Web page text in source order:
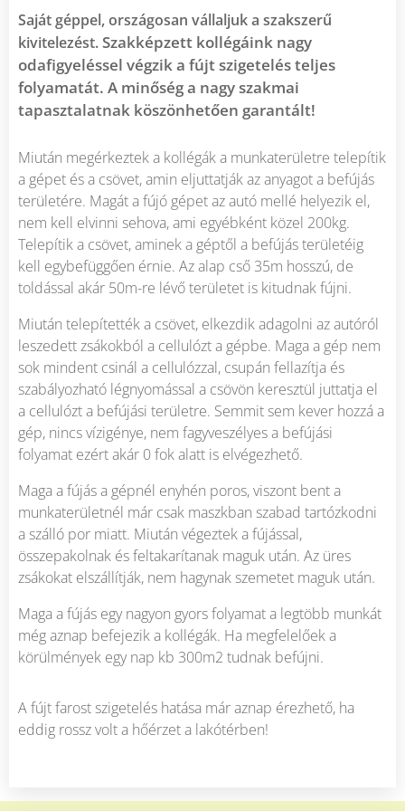
Saját géppel, országosan vállaljuk a szakszerű
kivitelezést.Szakképzett kollégáink nagy
odafigyeléssel végzik a fújt szigetelés teljes
folyamatát. A minőség a nagy szakmai
tapasztalatnak köszönhetően garantált!
Miután megérkeztek a kollégák a munkaterületre telepítik
a gépet és a csövet, amin eljuttatják az anyagot a befújás
területére. Magát a fújó gépet az autó mellé helyezik el,
nem kell elvinni sehova, ami egyébként közel 200kg.
Telepítik a csövet, aminek a géptől a befújás területéig
kell egybefüggően érnie. Az alap cső 35m hosszú, de
toldással akár 50m-re lévő területet is kitudnak fújni.
Miután telepítették a csövet, elkezdik adagolni az autóról
leszedett zsákokból a cellulózt a gépbe. Maga a gép nem
sok mindent csinál a cellulózzal, csupán fellazítja és
szabályozható légnyomással a csövön keresztül juttatja el
a cellulózt a befújási területre. Semmit sem kever hozzá a
gép, nincs vízigénye, nem fagyveszélyes a befújási
folyamat ezért akár 0 fok alatt is elvégezhető.
Maga a fújás a gépnél enyhén poros, viszont bent a
munkaterületnél már csak maszkban szabad tartózkodni
a szálló por miatt. Miután végeztek a fújással,
összepakolnak és feltakarítanak maguk után. Az üres
zsákokat elszállítják, nem hagynak szemetet maguk után.
Maga a fújás egy nagyon gyors folyamat a legtöbb munkát
még aznap befejezik a kollégák. Ha megfelelőek a
körülmények egy nap kb 300m2 tudnak befújni.
A fújt farost szigetelés hatása már aznap érezhető, ha
eddig rossz volt a hőérzet a lakótérben!